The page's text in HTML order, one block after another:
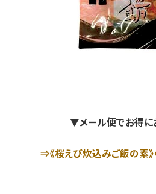
▼メール便でお得
⇒《桜えび炊込みご飯の素》